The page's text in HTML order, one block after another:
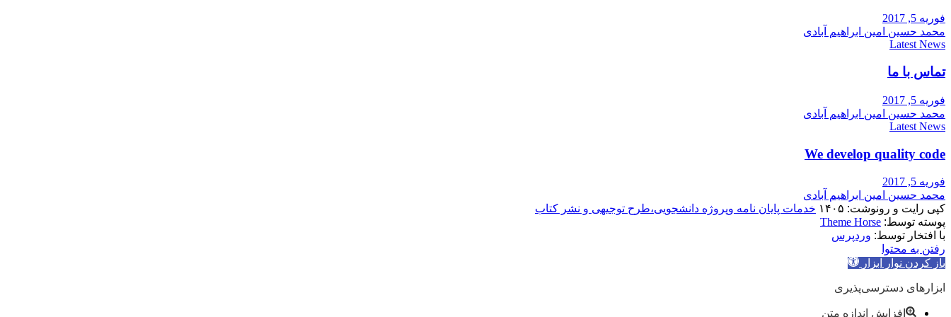
فوریه 5, 2017
محمد حسین امین ابراهیم آبادی
Latest News
تماس با ما
فوریه 5, 2017
محمد حسین امین ابراهیم آبادی
Latest News
We develop quality code
فوریه 5, 2017
محمد حسین امین ابراهیم آبادی
کپی رایت و رونوشت: ۱۴۰۵
خدمات پایان نامه وپروژه دانشجویی،طرح توجیهی و نشر کتاب
پوسته توسط: Theme Horse
با افتخار توسط: وردپرس
رفتن به محتوا
باز کردن نوار ابزار
ابزارهای دسترسی‌پذیری
افزایش اندازه متن